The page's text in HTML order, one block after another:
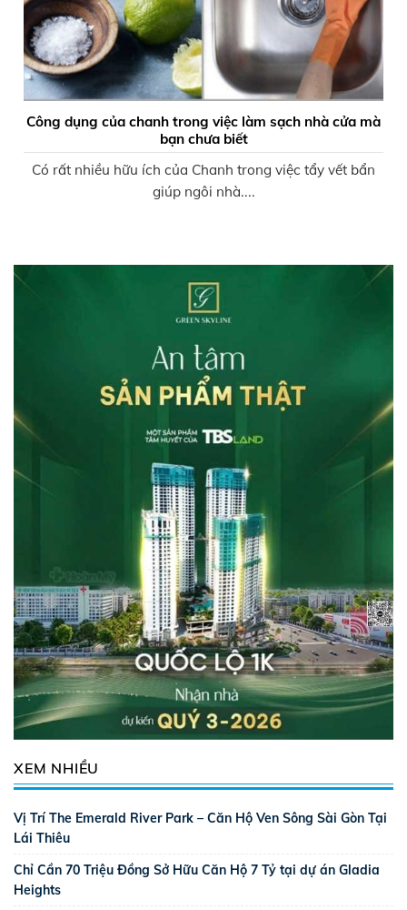
Công dụng của chanh trong việc làm sạch nhà cửa mà
bạn chưa biết
Có rất nhiều hữu ích của Chanh trong việc tẩy vết bẩn
giúp ngôi nhà....
XEM NHIỀU
Vị Trí The Emerald River Park – Căn Hộ Ven Sông Sài Gòn Tại
Lái Thiêu
Chỉ Cần 70 Triệu Đồng Sở Hữu Căn Hộ 7 Tỷ tại dự án Gladia
Heights